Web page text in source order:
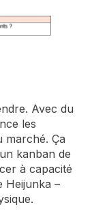
Avec du
les
marché. Ça
kanban de
à capacité
Heijunka –